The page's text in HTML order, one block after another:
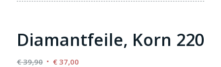
Diamantfeile, Korn 220
€39,90 Ursprünglicher
€37,00Aktueller